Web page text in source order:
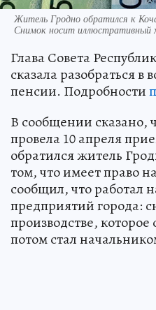
Житель Гродно обратился к
Снимок носит
Глава Совета
сказала разобраться в
пенсии. Подробности
В сообщении сказано,
провела 10 апреля
обратился житель
том, что имеет право
сообщил, что работал
предприятий города:
производстве,
потом стал